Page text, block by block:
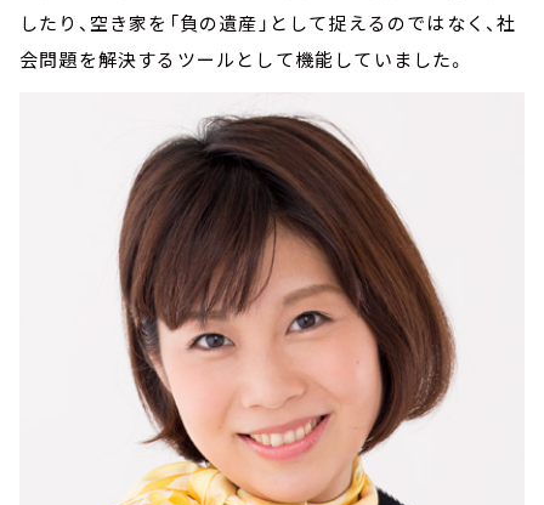
したり、空き家を「負の遺産」として捉えるのではなく、社
会問題を解決するツールとして機能していました。